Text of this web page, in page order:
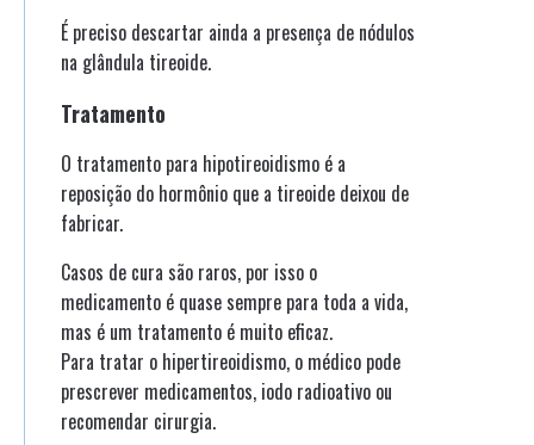
É preciso descartar ainda a presença de nódulos
na glândula tireoide.
Tratamento
O tratamento para hipotireoidismo é a
reposição do hormônio que a tireoide deixou de
fabricar.
Casos de cura são raros, por isso o
medicamento é quase sempre para toda a vida,
mas é um tratamento é muito eficaz.
Para tratar o hipertireoidismo, o médico pode
prescrever medicamentos, iodo radioativo ou
recomendar cirurgia.